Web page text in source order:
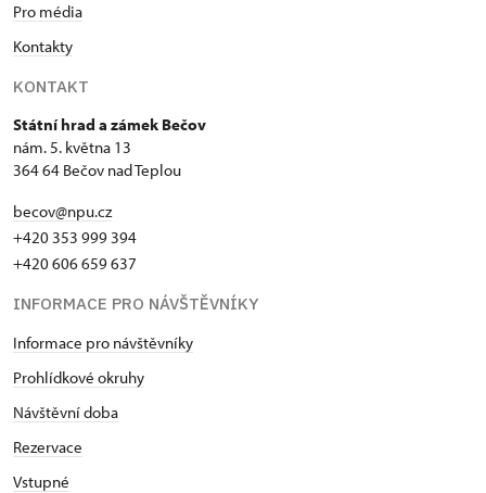
Pro média
Kontakty
KONTAKT
Státní hrad a zámek Bečov
nám. 5. května 13
364 64 Bečov nad Teplou
becov@npu.cz
+420 353 999 394
+420 606 659 637
INFORMACE PRO NÁVŠTĚVNÍKY
Informace pro návštěvníky
Prohlídkové okruhy
Návštěvní doba
Rezervace
Vstupné